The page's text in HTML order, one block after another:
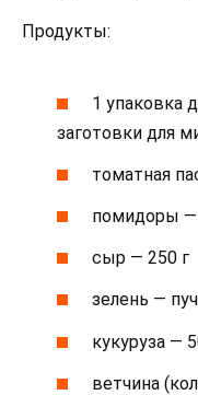
Продукты:
1 упаковка
заготовки для
томатная
помидоры
сыр ― 250 г
зелень ―
кукуруза ―
ветчина